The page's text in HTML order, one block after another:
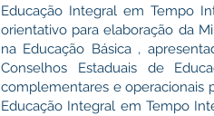
Educação Integral em Tempo
orientativo para elaboração da
na Educação Básica ,
Conselhos Estaduais de
complementares e operacionais
Educação Integral em Tempo